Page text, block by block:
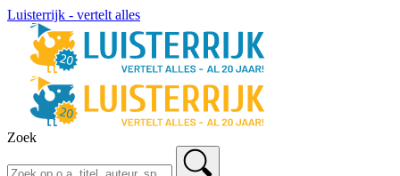
Luisterrijk - vertelt alles
Zoek